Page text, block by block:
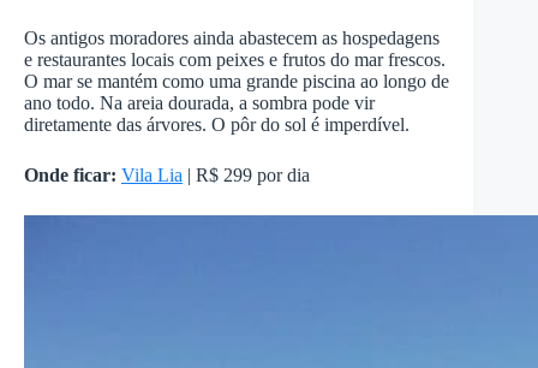
Os antigos moradores ainda abastecem as hospedagens
e restaurantes locais com peixes e frutos do mar frescos.
O mar se mantém como uma grande piscina ao longo de
ano todo. Na areia dourada, a sombra pode vir
diretamente das árvores. O pôr do sol é imperdível.
Onde ficar: Vila Lia | R$ 299 por dia